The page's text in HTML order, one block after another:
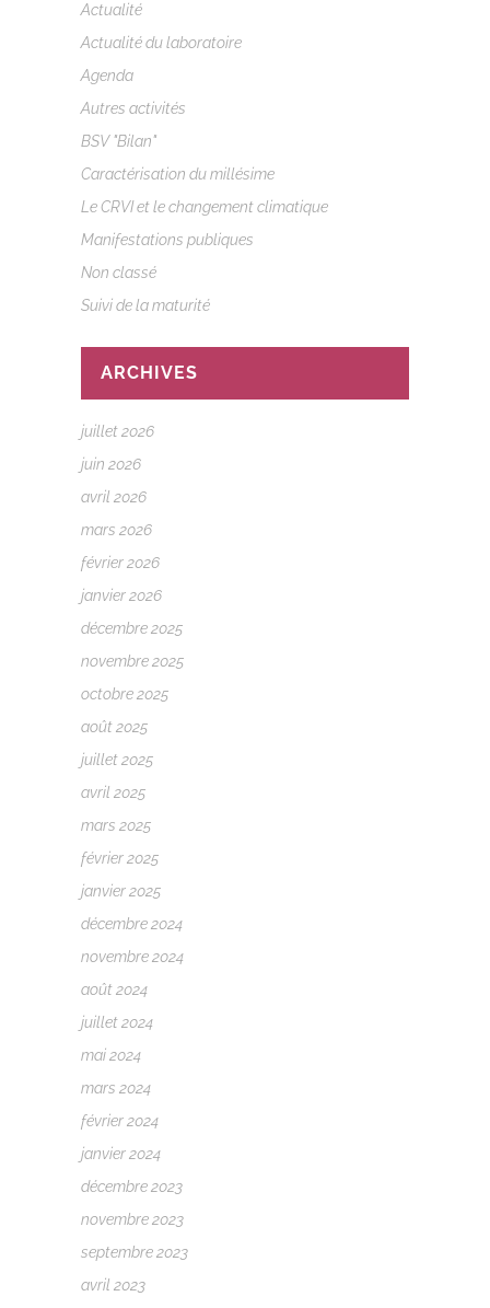
Actualité
Actualité du laboratoire
Agenda
Autres activités
BSV "Bilan"
Caractérisation du millésime
Le CRVI et le changement climatique
Manifestations publiques
Non classé
Suivi de la maturité
ARCHIVES
juillet 2026
juin 2026
avril 2026
mars 2026
février 2026
janvier 2026
décembre 2025
novembre 2025
octobre 2025
août 2025
juillet 2025
avril 2025
mars 2025
février 2025
janvier 2025
décembre 2024
novembre 2024
août 2024
juillet 2024
mai 2024
mars 2024
février 2024
janvier 2024
décembre 2023
novembre 2023
septembre 2023
avril 2023